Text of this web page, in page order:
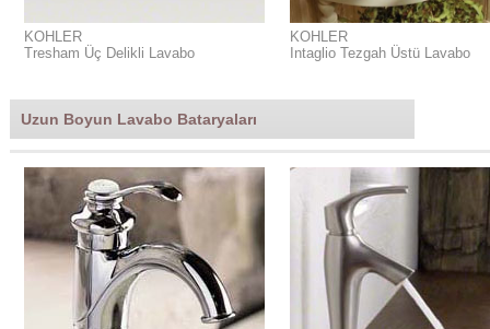
KOHLER
Tresham Üç Delikli Lavabo
KOHLER
Intaglio Tezgah Üstü Lavabo
Uzun Boyun Lavabo Bataryaları